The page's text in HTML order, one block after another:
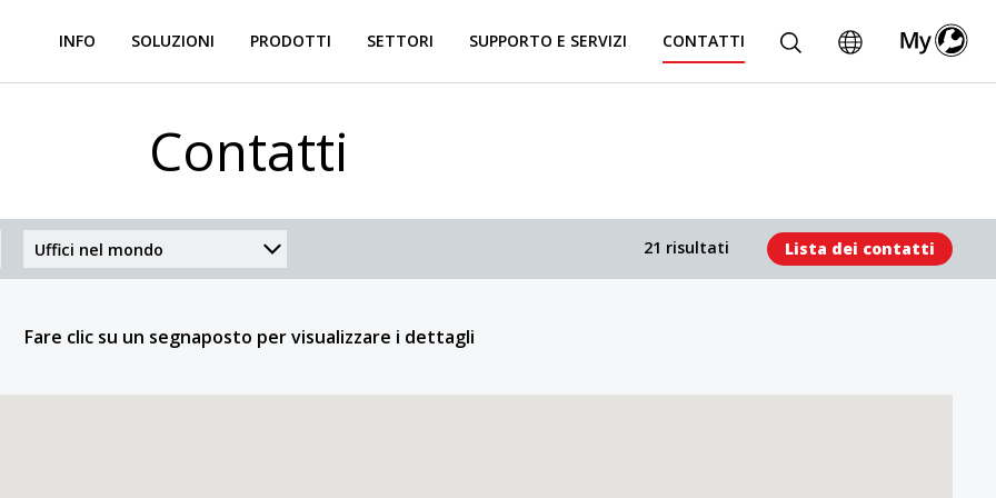
INFO SOLUZIONI PRODOTTI SETTORI SUPPORTO E SERVIZI CONTATTI
Contatti
21 risultati Lista dei contatti
Fare clic su un segnaposto per visualizzare i dettagli